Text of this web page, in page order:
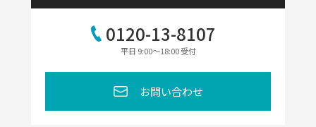
0120-13-8107
平日 9:00～18:00 受付
お問い合わせ